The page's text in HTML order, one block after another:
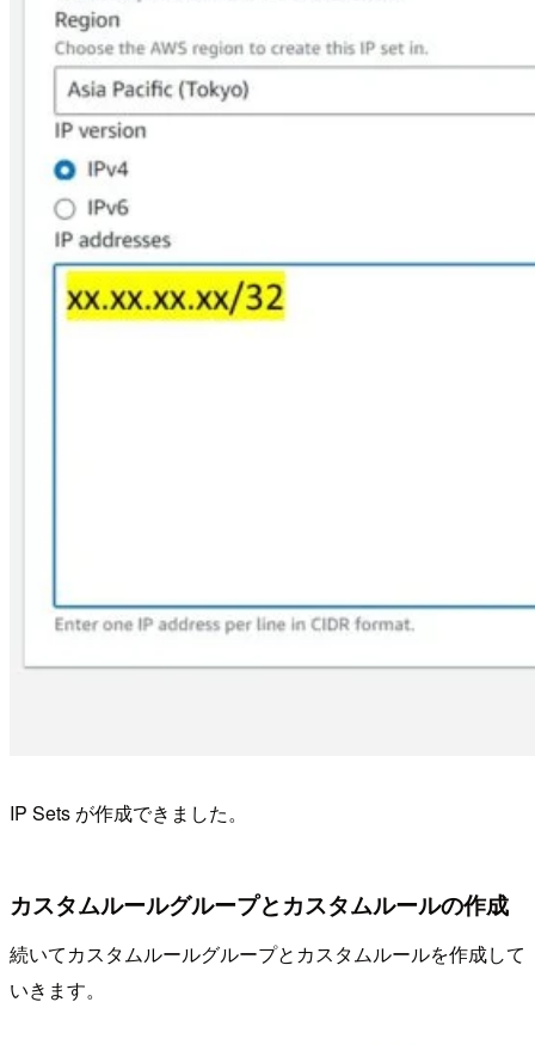
IP Sets が作成できました。
カスタムルールグループとカスタムルールの作成
続いてカスタムルールグループとカスタムルールを作成して
いきます。